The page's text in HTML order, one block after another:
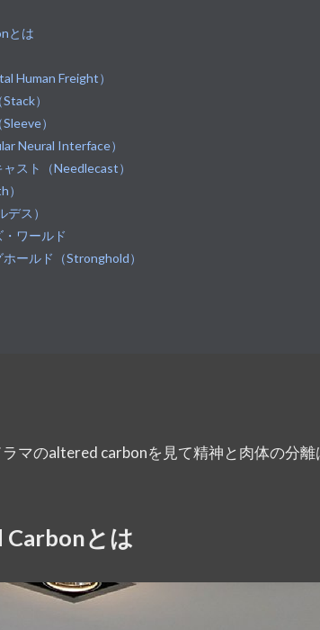
とは
Human Freight）
）
）
Neural Interface）
スト（Needlecast）
）
デス）
ワールド
ールド（Stronghold）
マのaltered carbonを見て精神と肉体の分
とは